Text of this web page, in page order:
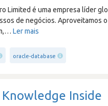
Limited é uma empresa líder
de negócios. Aproveitamos
…Ler mais
oracle-database
Knowledge Inside